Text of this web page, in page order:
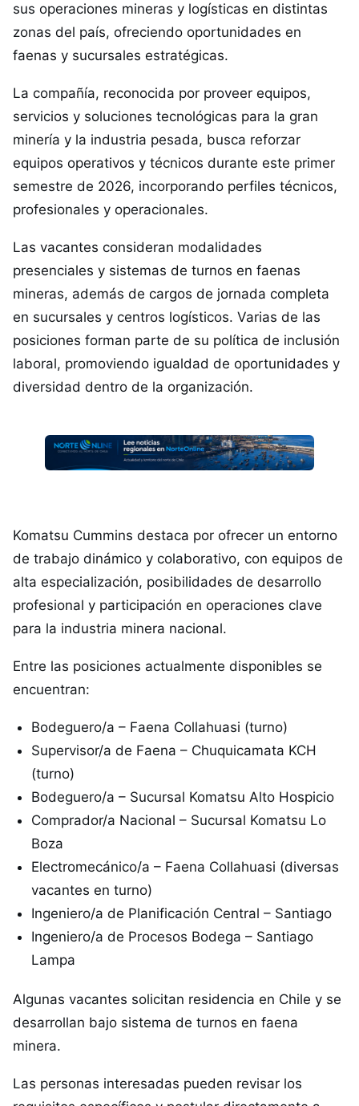
sus operaciones mineras y logísticas en distintas
zonas del país, ofreciendo oportunidades en
faenas y sucursales estratégicas.
La compañía, reconocida por proveer equipos,
servicios y soluciones tecnológicas para la gran
minería y la industria pesada, busca reforzar
equipos operativos y técnicos durante este primer
semestre de 2026, incorporando perfiles técnicos,
profesionales y operacionales.
Las vacantes consideran modalidades
presenciales y sistemas de turnos en faenas
mineras, además de cargos de jornada completa
en sucursales y centros logísticos. Varias de las
posiciones forman parte de su política de inclusión
laboral, promoviendo igualdad de oportunidades y
diversidad dentro de la organización.
Komatsu Cummins destaca por ofrecer un entorno
de trabajo dinámico y colaborativo, con equipos de
alta especialización, posibilidades de desarrollo
profesional y participación en operaciones clave
para la industria minera nacional.
Entre las posiciones actualmente disponibles se
encuentran:
Bodeguero/a – Faena Collahuasi (turno)
Supervisor/a de Faena – Chuquicamata KCH
(turno)
Bodeguero/a – Sucursal Komatsu Alto Hospicio
Comprador/a Nacional – Sucursal Komatsu Lo
Boza
Electromecánico/a – Faena Collahuasi (diversas
vacantes en turno)
Ingeniero/a de Planificación Central – Santiago
Ingeniero/a de Procesos Bodega – Santiago
Lampa
Algunas vacantes solicitan residencia en Chile y se
desarrollan bajo sistema de turnos en faena
minera.
Las personas interesadas pueden revisar los